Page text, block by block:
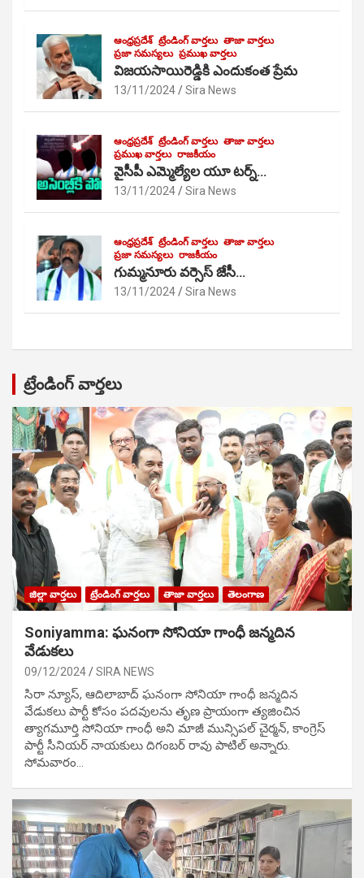
ఆంధ్రప్రదేశ్ ట్రేండింగ్ వార్తలు తాజా వార్తలు
ప్రజా సమస్యలు ప్రముఖ వార్తలు
విజయసాయిరెడ్డికి ఎందుకంత ప్రేమ
13/11/2024 Sira News
ఆంధ్రప్రదేశ్ ట్రేండింగ్ వార్తలు తాజా వార్తలు
ప్రముఖ వార్తలు రాజకీయం
వైసీపీ ఎమ్మెల్యేల యూ టర్న్…
13/11/2024 Sira News
ఆంధ్రప్రదేశ్ ట్రేండింగ్ వార్తలు తాజా వార్తలు
ప్రజా సమస్యలు రాజకీయం
గుమ్మనూరు వర్సెస్ జేసీ…
13/11/2024 Sira News
ట్రేండింగ్ వార్తలు
జిల్లా వార్తలు ట్రేండింగ్ వార్తలు తాజా వార్తలు తెలంగాణ
Soniyamma: ఘ‌నంగా సోనియా గాంధీ జ‌న్మ‌దిన
వేడుక‌లు
09/12/2024 SIRA NEWS
సిరా న్యూస్, ఆదిలాబాద్ ఘ‌నంగా సోనియా గాంధీ జ‌న్మ‌దిన
వేడుక‌లు పార్టీ కోసం ప‌ద‌వుల‌ను తృణ ప్రాయంగా త్య‌జించిన
త్యాగమూర్తి సోనియా గాంధీ అని మాజీ మున్సిప‌ల్ చైర్మ‌న్, కాంగ్రెస్
పార్టీ సీనియ‌ర్ నాయ‌కులు దిగంబ‌ర్ రావు పాటిల్ అన్నారు.
సోమవారం…